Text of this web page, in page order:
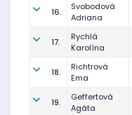
16.
Svobodová
Adriana
17.
Rychlá
Karolína
18.
Richtrová
Ema
19.
Geffertová
Agáta